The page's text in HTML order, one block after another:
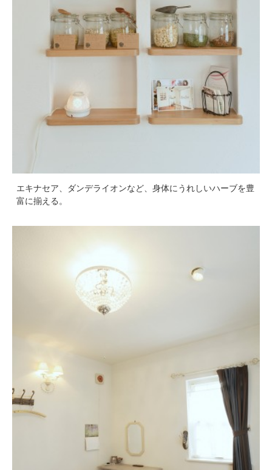
エキナセア、ダンデライオンなど、身体にうれしいハーブを豊
富に揃える。